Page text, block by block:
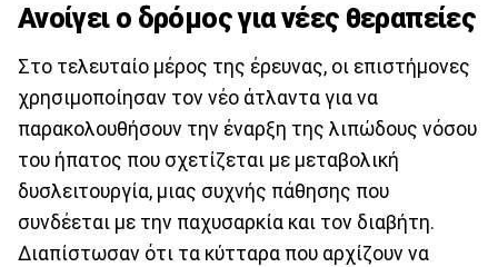
Ανοίγει ο δρόμος για νέες θεραπείες
Στο τελευταίο μέρος της έρευνας, οι επιστήμονες
χρησιμοποίησαν τον νέο άτλαντα για να
παρακολουθήσουν την έναρξη της λιπώδους νόσου
του ήπατος που σχετίζεται με μεταβολική
δυσλειτουργία, μιας συχνής πάθησης που
συνδέεται με την παχυσαρκία και τον διαβήτη.
Διαπίστωσαν ότι τα κύτταρα που αρχίζουν να